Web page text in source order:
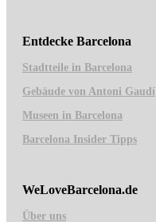
Entdecke Barcelona
Stadtteile in Barcelona
Gebäude von Antoni Gaudí
Museen in Barcelona
Barcelona Insider Tipps
WeLoveBarcelona.de
Über uns